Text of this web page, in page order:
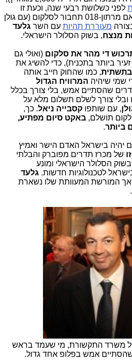
לפני כשלושת רבעי שנה, וכעת זו
אפשרות שיכולה להתגשם. אם מרתון-018 תחבור לסלקום (עם גולן
מעוררת תהיות עם השר גלעד
מנצח, בשוק הסלולר הישראלי.
די מהר את סלקום (ואולי גם
מטרד זעיר ביותר בתכנית), כדי להשיג את
בתשתית, כמו שהחוק חייב אותה
שמי שיהיה המרוויח הגדול
שהסתיים אמש, בלי צורך בכלל
ובלי צורך לשלם תשלום מלא על
, עם שותפו קסבייה ניאל. כך,
תושלם, באקט סיום מפתיע,
ביותר.
אם יהיה בישראל האדם הישר ואמיץ
של מכרז תדרים מפוברק והבלתי
הסלולר הישראלי ומונע
לטכנולוגיות חדשות. גלעד
המורשת המעוותת שלו נשארת
משרד התקשורת, מי שעמד בראש